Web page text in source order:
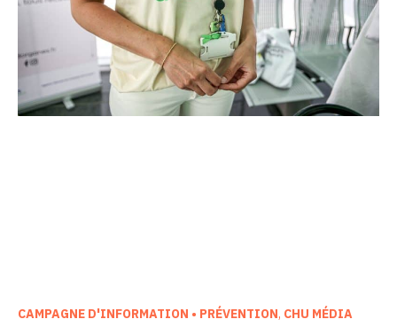
CAMPAGNE D'INFORMATION • PRÉVENTION, CHU MÉDIA